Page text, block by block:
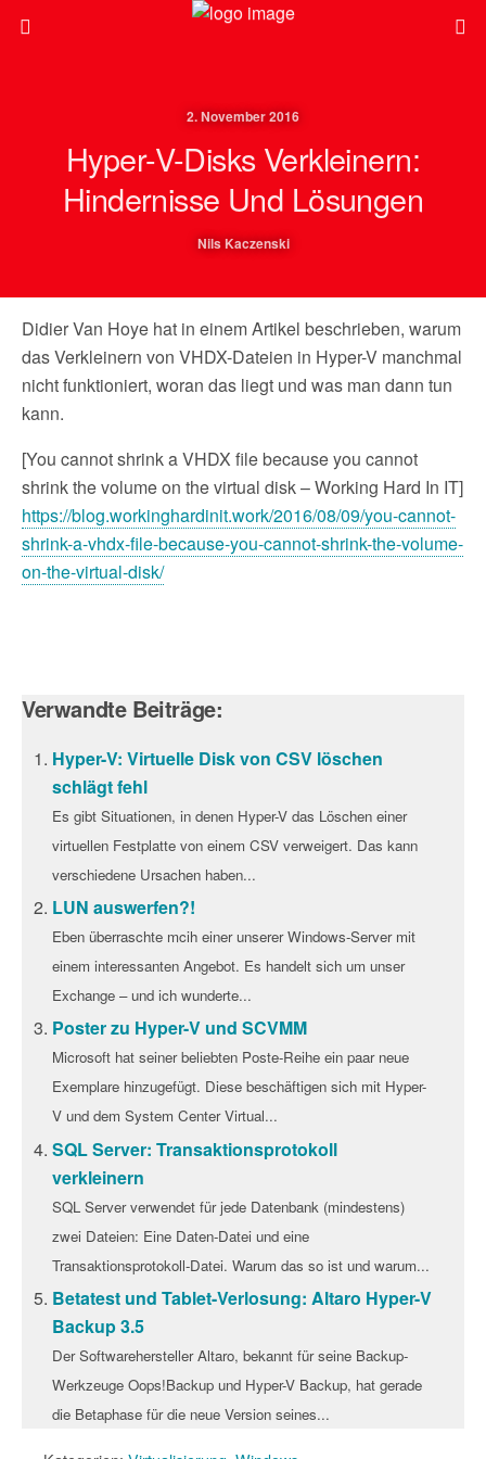
2. November 2016
Hyper-V-Disks Verkleinern:
Hindernisse Und Lösungen
Nils Kaczenski
Didier Van Hoye hat in einem Artikel beschrieben, warum
das Verkleinern von VHDX-Dateien in Hyper-V manchmal
nicht funktioniert, woran das liegt und was man dann tun
kann.
[You cannot shrink a VHDX file because you cannot
shrink the volume on the virtual disk – Working Hard In IT]
https://blog.workinghardinit.work/2016/08/09/you-cannot-
shrink-a-vhdx-file-because-you-cannot-shrink-the-volume-
on-the-virtual-disk/
Verwandte Beiträge:
Hyper-V: Virtuelle Disk von CSV löschen
schlägt fehl
Es gibt Situationen, in denen Hyper-V das Löschen einer
virtuellen Festplatte von einem CSV verweigert. Das kann
verschiedene Ursachen haben...
LUN auswerfen?!
Eben überraschte mcih einer unserer Windows-Server mit
einem interessanten Angebot. Es handelt sich um unser
Exchange – und ich wunderte...
Poster zu Hyper-V und SCVMM
Microsoft hat seiner beliebten Poste-Reihe ein paar neue
Exemplare hinzugefügt. Diese beschäftigen sich mit Hyper-
V und dem System Center Virtual...
SQL Server: Transaktionsprotokoll
verkleinern
SQL Server verwendet für jede Datenbank (mindestens)
zwei Dateien: Eine Daten-Datei und eine
Transaktionsprotokoll-Datei. Warum das so ist und warum...
Betatest und Tablet-Verlosung: Altaro Hyper-V
Backup 3.5
Der Softwarehersteller Altaro, bekannt für seine Backup-
Werkzeuge Oops!Backup und Hyper-V Backup, hat gerade
die Betaphase für die neue Version seines...